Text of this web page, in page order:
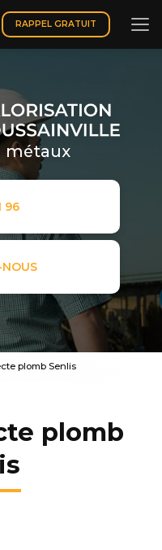
RAPPEL GRATUIT
métaux
96
plomb Senlis
plomb